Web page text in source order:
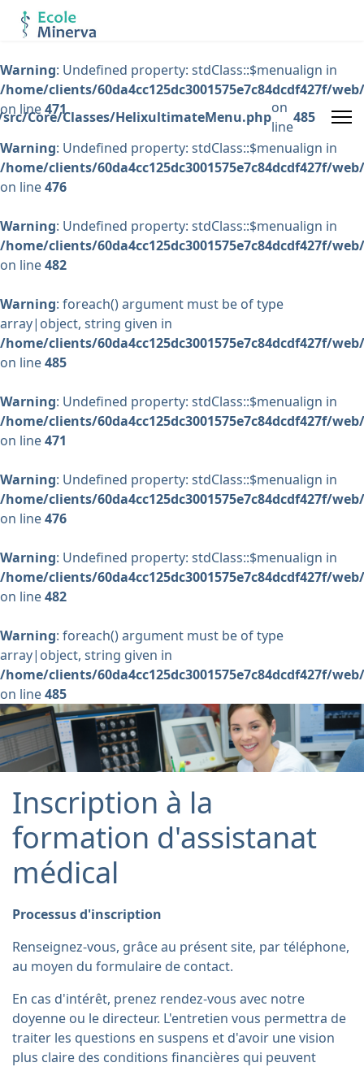
Core/Classes/HelixultimateMenu.php
on
line
485
Warning: Undefined property: stdClass::$menualign in
/home/clients/60da4cc125dc3001575e7c84dcdf427f/
on line471
Warning: Undefined property: stdClass::$menualign in
/home/clients/60da4cc125dc3001575e7c84dcdf427f/
on line476
Warning: Undefined property: stdClass::$menualign in
/home/clients/60da4cc125dc3001575e7c84dcdf427f/
on line482
Warning: foreach() argument must be of type
array|object, string given in
/home/clients/60da4cc125dc3001575e7c84dcdf427f/
on line485
Warning: Undefined property: stdClass::$menualign in
/home/clients/60da4cc125dc3001575e7c84dcdf427f/
on line471
Warning: Undefined property: stdClass::$menualign in
/home/clients/60da4cc125dc3001575e7c84dcdf427f/
on line476
Warning: Undefined property: stdClass::$menualign in
/home/clients/60da4cc125dc3001575e7c84dcdf427f/
on line482
Warning: foreach() argument must be of type
array|object, string given in
/home/clients/60da4cc125dc3001575e7c84dcdf427f/
on line485
Inscription à la
formation d'assistanat
médical
Processus d'inscription
Renseignez-vous, grâce au présent site, par téléphone,
au moyen du formulaire de contact.
En cas d'intérêt, prenez rendez-vous avec notre
doyenne ou le directeur. L'entretien vous permettra de
traiter les questions en suspens et d'avoir une vision
plus claire des conditions financières qui peuvent